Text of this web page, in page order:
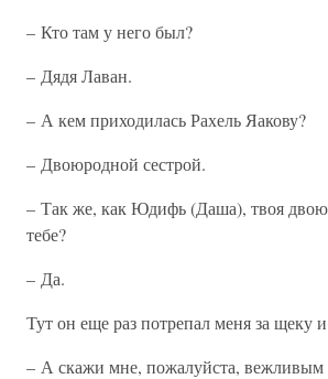
– Кто там у него был?
– Дядя Лаван.
– А кем приходилась Рахель Яакову?
– Двоюродной сестрой.
– Так же, как Юдифь (Даша), твоя
тебе?
– Да.
Тут он еще раз потрепал меня за щеку
– А скажи мне, пожалуйста, вежливым